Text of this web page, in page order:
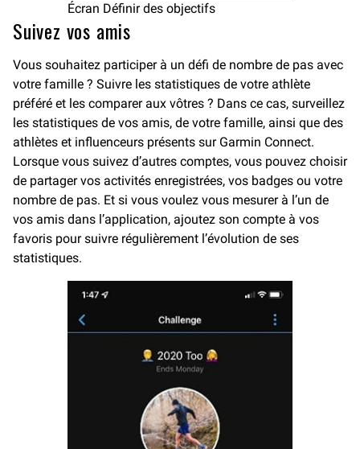
Écran Définir des objectifs
Suivez vos amis
Vous souhaitez participer à un défi de nombre de pas avec
votre famille ? Suivre les statistiques de votre athlète
préféré et les comparer aux vôtres ? Dans ce cas, surveillez
les statistiques de vos amis, de votre famille, ainsi que des
athlètes et influenceurs présents sur Garmin Connect.
Lorsque vous suivez d’autres comptes, vous pouvez choisir
de partager vos activités enregistrées, vos badges ou votre
nombre de pas. Et si vous voulez vous mesurer à l’un de
vos amis dans l’application, ajoutez son compte à vos
favoris pour suivre régulièrement l’évolution de ses
statistiques.